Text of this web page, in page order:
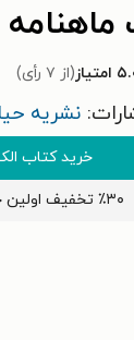
حیات ـ
(از ۷ رأی)
نشریه
خرید کتاب
٪۳۰ تخفیف اولین خرید کتاب با کد